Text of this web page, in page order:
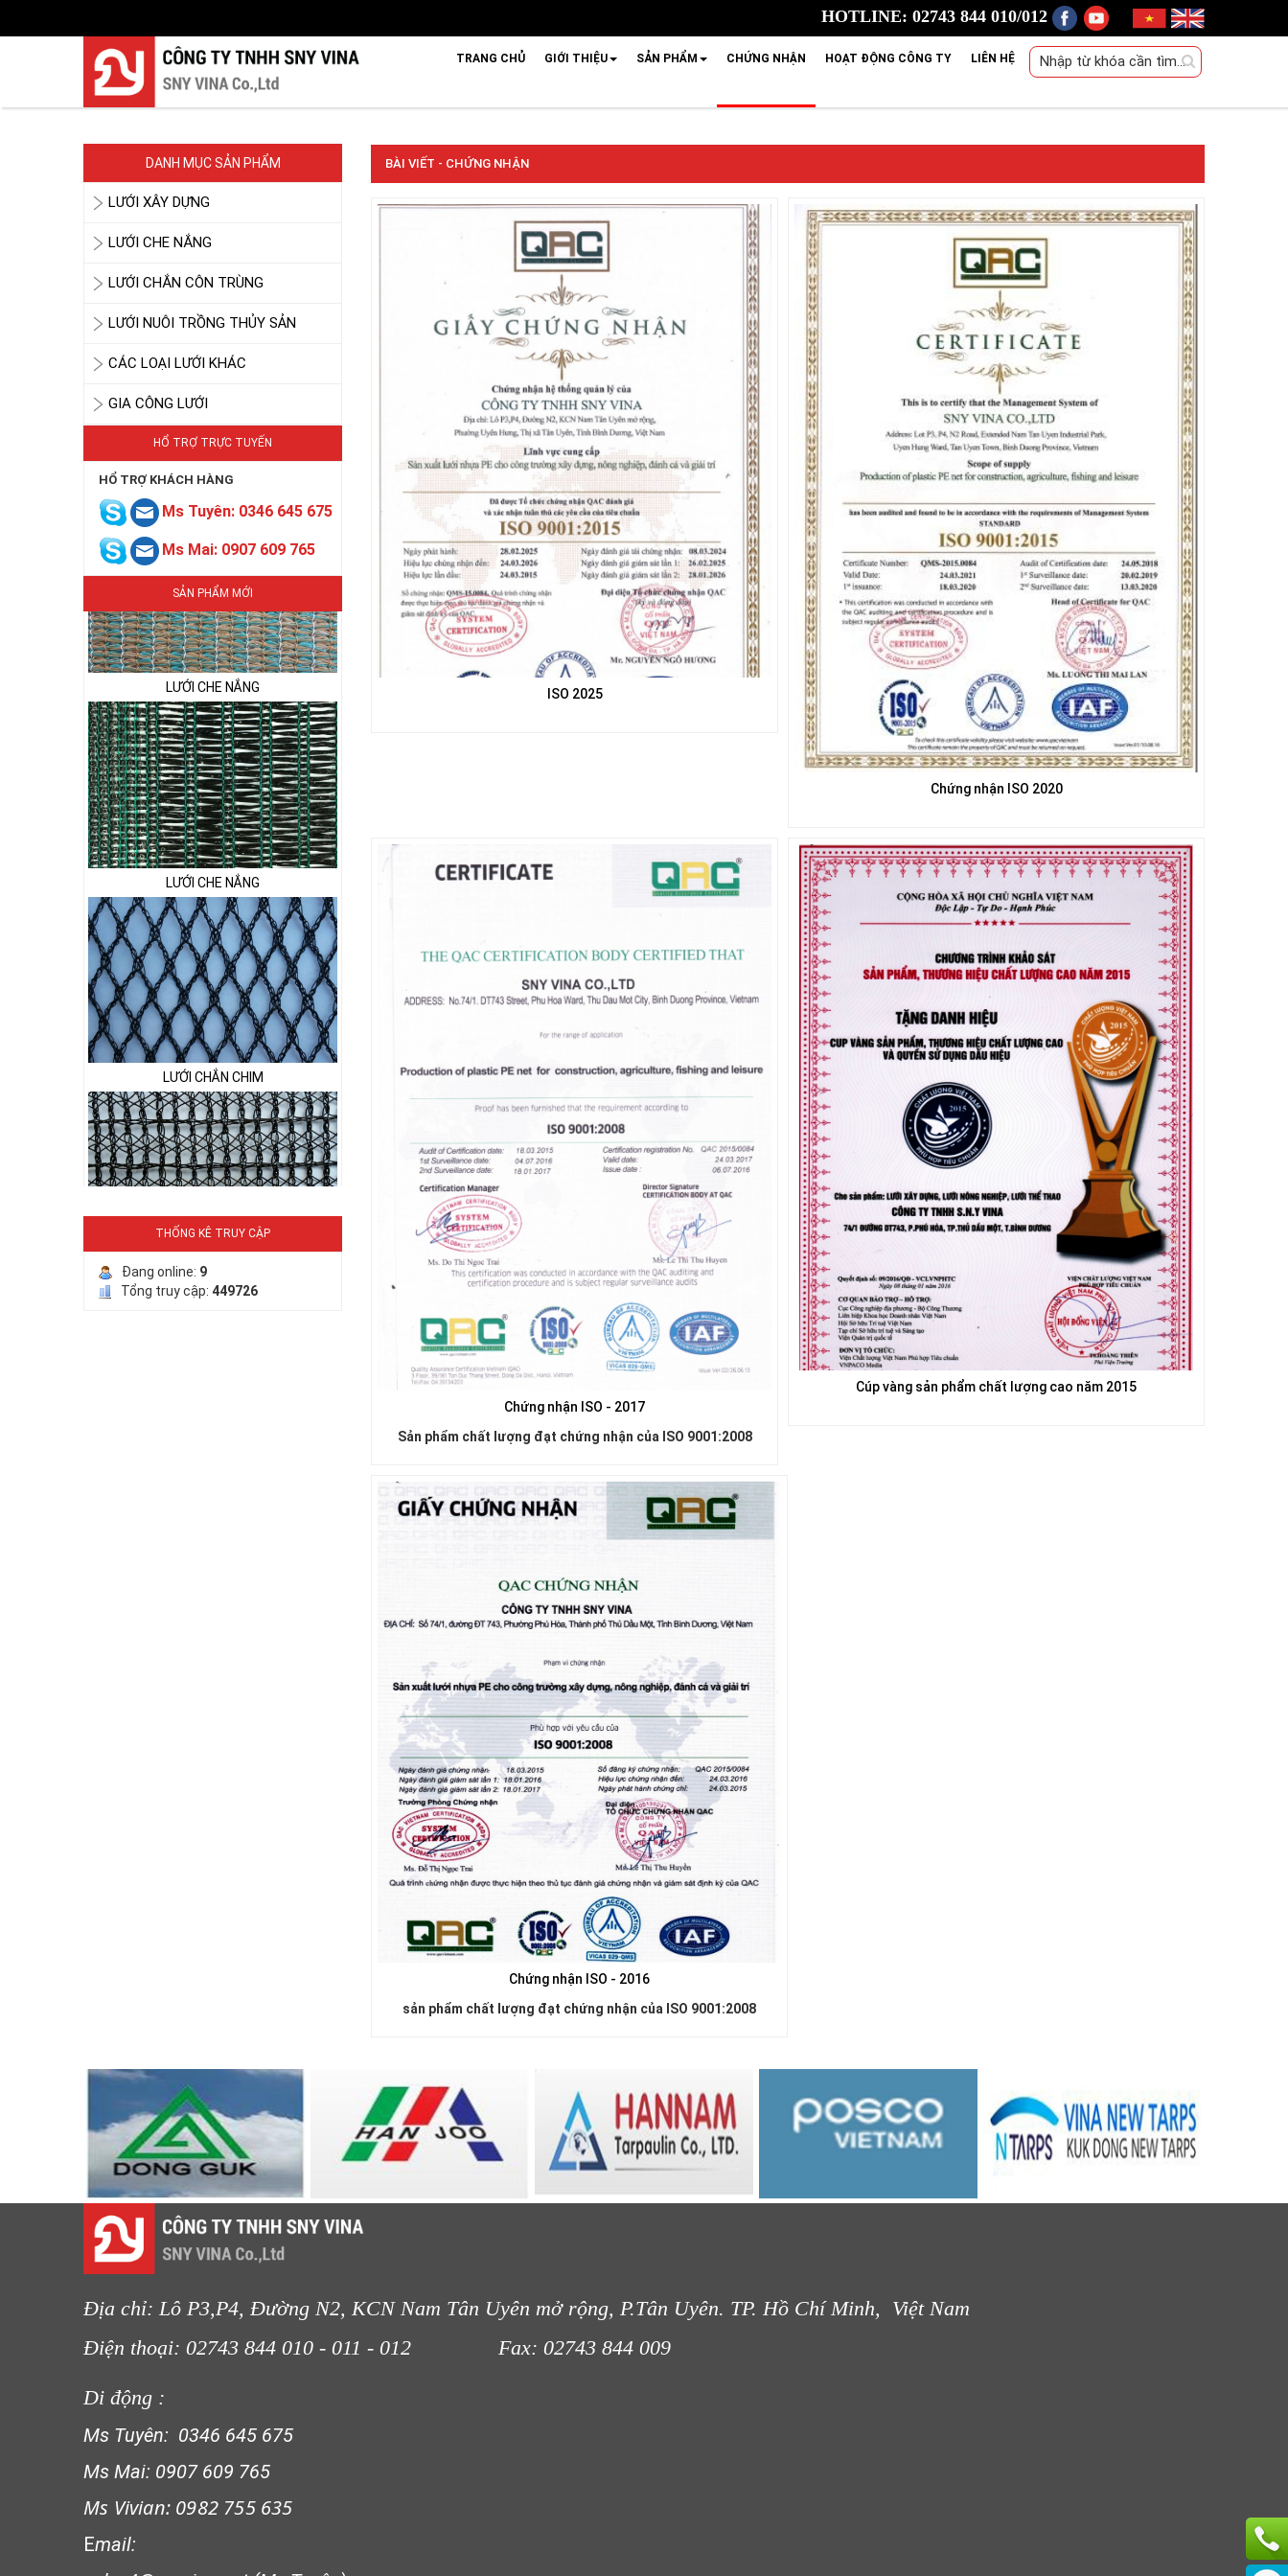
HOTLINE: 02743 844 010/012
TRANG CHỦ GIỚI THIỆU SẢN PHẨM CHỨNG NHẬN HOẠT ĐỘNG CÔNG TY LIÊN HỆ
DANH MỤC SẢN PHẨM
LƯỚI XÂY DỰNG
LƯỚI CHE NẮNG
LƯỚI CHẮN CÔN TRÙNG
LƯỚI NUÔI TRỒNG THỦY SẢN
CÁC LOẠI LƯỚI KHÁC
GIA CÔNG LƯỚI
HỔ TRỢ TRỰC TUYẾN
HỔ TRỢ KHÁCH HÀNG
Ms Tuyên: 0346 645 675
Ms Mai: 0907 609 765
SẢN PHẨM MỚI
LƯỚI CHE NẮNG
LƯỚI CHE NẮNG
LƯỚI CHẮN CHIM
LƯỚI PHƠI NÔNG SẢN
LƯỚI CHẮN CÔN TRÙNG
THỐNG KÊ TRUY CẬP
Đang online: 9
Tổng truy cập: 449726
BÀI VIẾT - CHỨNG NHẬN
ISO 2025
Chứng nhận ISO 2020
Chứng nhận ISO - 2017
Sản phẩm chất lượng đạt chứng nhận của ISO 9001:2008
Cúp vàng sản phẩm chất lượng cao năm 2015
Chứng nhận ISO - 2016
sản phẩm chất lượng đạt chứng nhận của ISO 9001:2008
Địa chỉ: Lô P3,P4, Đường N2, KCN Nam Tân Uyên mở rộng, P.Tân Uyên. TP. Hồ Chí Minh, Việt Nam
Điện thoại: 02743 844 010 - 011 - 012
Fax: 02743 844 009
Di động :
Ms Tuyên: 0346 645 675
Ms Mai: 0907 609 765
Ms Vivian: 0982 755 635
Email: